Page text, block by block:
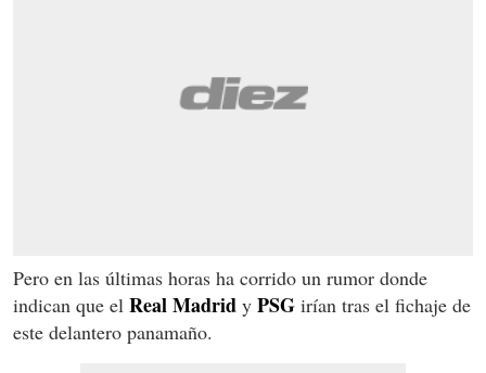
Pero en las últimas horas ha corrido un rumor donde
indican que el Real Madrid y PSG irían tras el fichaje de
este delantero panamaño.